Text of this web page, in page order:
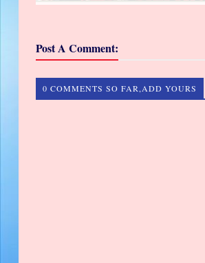
Post A Comment:
0 COMMENTS SO FAR,ADD YOURS